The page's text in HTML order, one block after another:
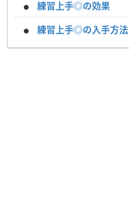
練習上手◎の効果
練習上手◎の入手方法